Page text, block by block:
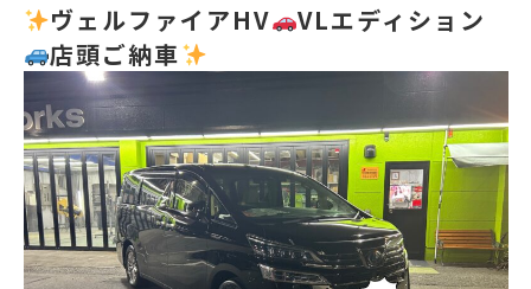
ヴェルファイアHV
VLエディション
店頭ご納車